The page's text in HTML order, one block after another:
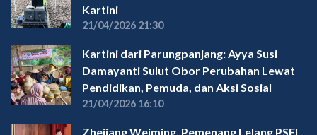
Kartini
21/04/2026 21:30
Kartini dari Parungpanjang: Ayya Susi
Damayanti Sulut Obor Perubahan Lewat
Pendidikan, Pemuda, dan Aksi Sosial
21/04/2026 16:10
Zhejiang Weiming, Pemenang Lelang PSEL